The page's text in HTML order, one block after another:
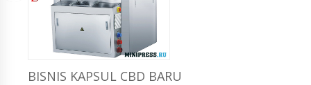
BISNIS KAPSUL CBD BARU